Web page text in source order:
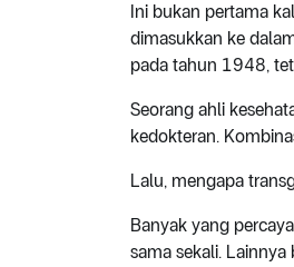
Ini bukan pertama
dimasukkan ke
pada tahun 1948,
Seorang ahli
kedokteran.
Lalu, mengapa
Banyak yang
sama sekali.